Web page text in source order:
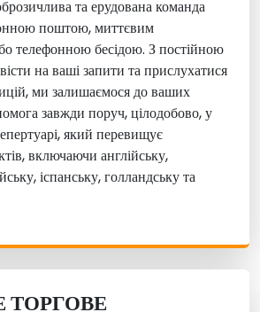
та ерудована команда
поштою, миттєвим
телефонною бесідою. З постійною
на ваші запити та прислухатися
ми залишаємося до ваших
завжди поруч, цілодобово, у
який перевищує
включаючи англійську,
іспанську, голландську та
ТОРГОВЕ